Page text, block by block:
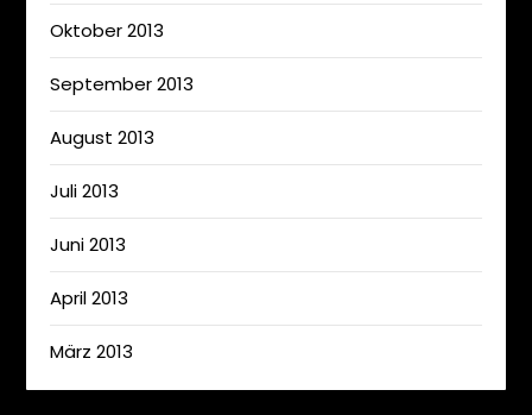
Oktober 2013
September 2013
August 2013
Juli 2013
Juni 2013
April 2013
März 2013